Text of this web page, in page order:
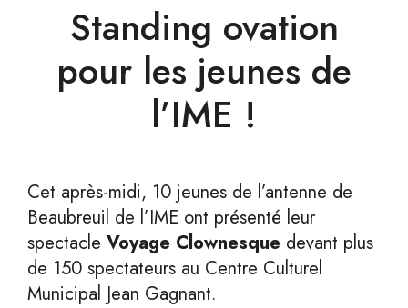
Standing ovation
pour les jeunes de
l’IME !
Cet après-midi, 10 jeunes de l’antenne de
Beaubreuil de l’IME ont présenté leur
spectacle Voyage Clownesque devant plus
de 150 spectateurs au Centre Culturel
Municipal Jean Gagnant.